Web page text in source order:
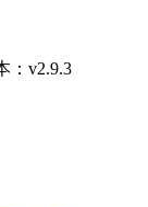
：v2.9.3